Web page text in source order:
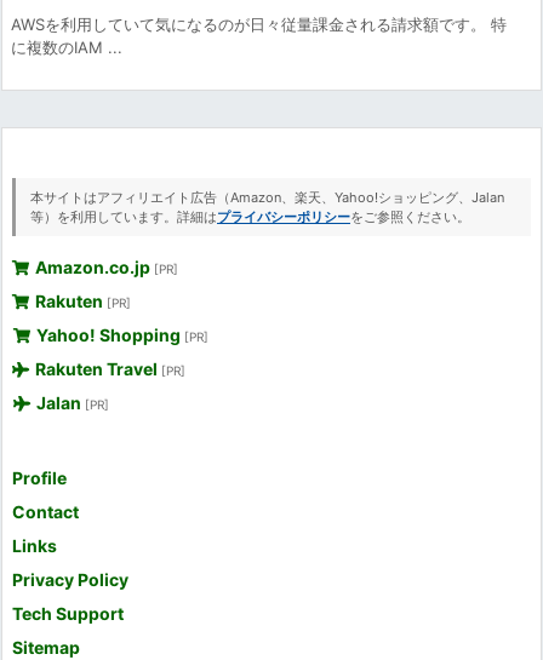
AWSを利用していて気になるのが日々従量課金される請求額です。 特
に複数のIAM ...
本サイトはアフィリエイト広告（Amazon、楽天、Yahoo!ショッピング、Jalan
等）を利用しています。詳細はプライバシーポリシーをご参照ください。
Amazon.co.jp [PR]
Rakuten [PR]
Yahoo! Shopping [PR]
Rakuten Travel [PR]
Jalan [PR]
Profile
Contact
Links
Privacy Policy
Tech Support
Sitemap